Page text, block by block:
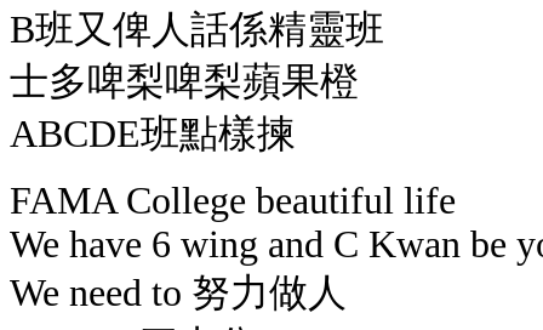
B班又俾人話係精靈班
士多啤梨啤梨蘋果橙
ABCDE班點樣揀
FAMA College beautiful life
We have 6 wing and C Kwan be
We need to 努力做人